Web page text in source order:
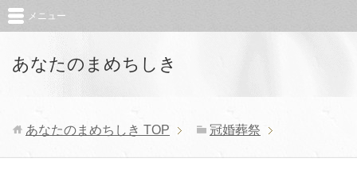
あなたのまめちしき
メニュー
あなたのまめちしき TOP 冠婚葬祭